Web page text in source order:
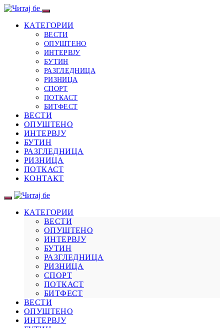
КАТЕГОРИИ
ВЕСТИ
ОПУШТЕНО
ИНТЕРВЈУ
БУТИН
РАЗГЛЕДНИЦА
РИЗНИЦА
СПОРТ
ПОТКАСТ
БИТФЕСТ
ВЕСТИ
ОПУШТЕНО
ИНТЕРВЈУ
БУТИН
РАЗГЛЕДНИЦА
РИЗНИЦА
ПОТКАСТ
КОНТАКТ
КАТЕГОРИИ
ВЕСТИ
ОПУШТЕНО
ИНТЕРВЈУ
БУТИН
РАЗГЛЕДНИЦА
РИЗНИЦА
СПОРТ
ПОТКАСТ
БИТФЕСТ
ВЕСТИ
ОПУШТЕНО
ИНТЕРВЈУ